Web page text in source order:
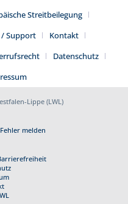
Streitbeilegung
Support
Kontakt
Datenschutz
Lippe (LWL)
Fehler melden